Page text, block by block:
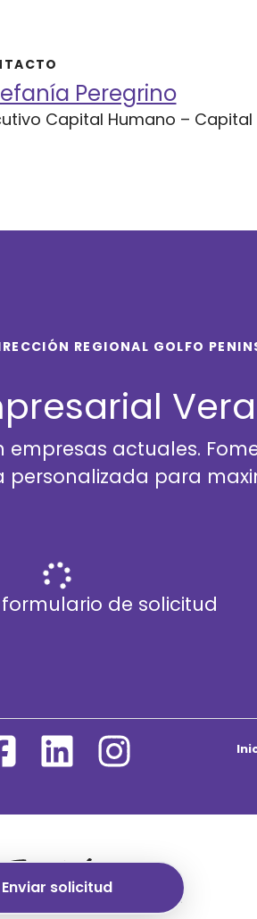
Peregrino
Capital Humano –
Enviar solicitud
REGIONAL GOLFO
actuales.
personalizada para
de solicitud
de seguimiento de Teamtailor